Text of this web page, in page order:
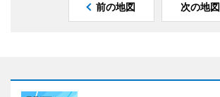
前の地図 次の地図